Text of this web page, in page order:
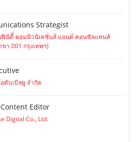
Strategist
นิตี้ คอมมิวนิเคชั่นส์ แอนด์ คอนซัลแทนส์
า 001 กรุงเทพฯ)
ดับเบิลยู จำกัด
Editor
Digital Co., Ltd.